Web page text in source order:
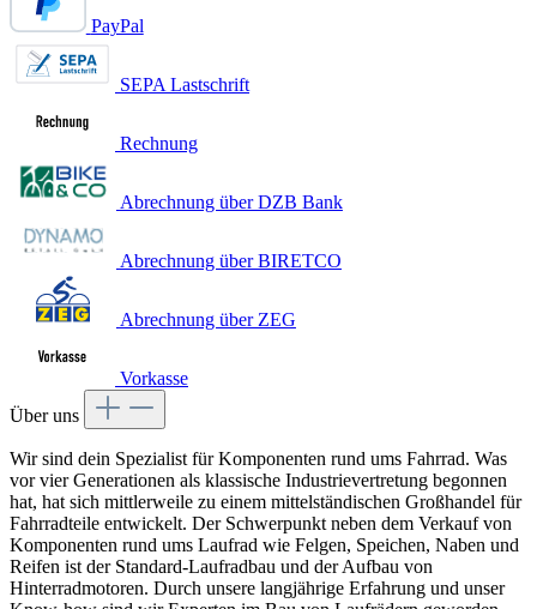
PayPal
SEPA Lastschrift
Rechnung
Abrechnung über DZB Bank
Abrechnung über BIRETCO
Abrechnung über ZEG
Vorkasse
Über uns
Wir sind dein Spezialist für Komponenten rund ums Fahrrad. Was
vor vier Generationen als klassische Industrievertretung begonnen
hat, hat sich mittlerweile zu einem mittelständischen Großhandel für
Fahrradteile entwickelt. Der Schwerpunkt neben dem Verkauf von
Komponenten rund ums Laufrad wie Felgen, Speichen, Naben und
Reifen ist der Standard-Laufradbau und der Aufbau von
Hinterradmotoren. Durch unsere langjährige Erfahrung und unser